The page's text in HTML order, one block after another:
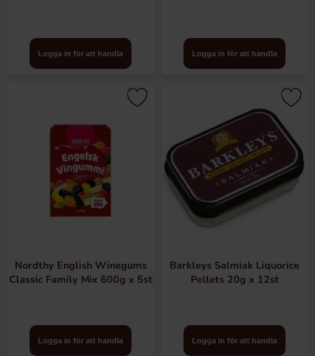
Logga in för att handla Logga in för att handla
Nordthy English Winegums
Classic Family Mix 600g x 5st
Logga in för att handla
Barkleys Salmiak Liquorice
Pellets 20g x 12st
Logga in för att handla